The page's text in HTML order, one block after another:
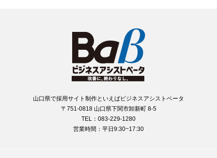
山口県で採用サイト制作といえばビジネスアシストベータ
〒751-0818 山口県下関市卸新町 8-5
TEL：083-229-1280
営業時間：平日9:30~17:30